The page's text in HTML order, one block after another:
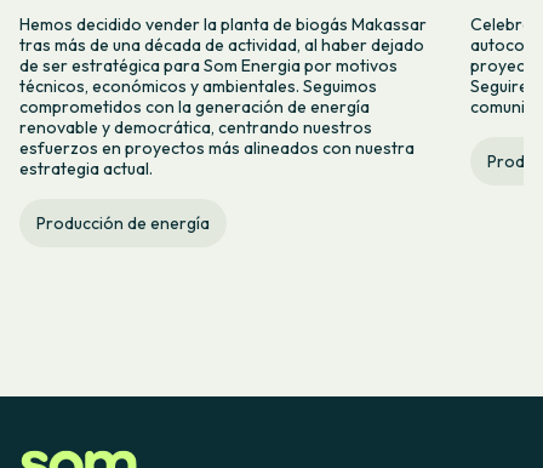
Hemos decidido vender la planta de biogás Makassar
tras más de una década de actividad, al haber dejado
de ser estratégica para Som Energia por motivos
técnicos, económicos y ambientales. Seguimos
comprometidos con la generación de energía
renovable y democrática, centrando nuestros
esfuerzos en proyectos más alineados con nuestra
estrategia actual.
Producción de energía